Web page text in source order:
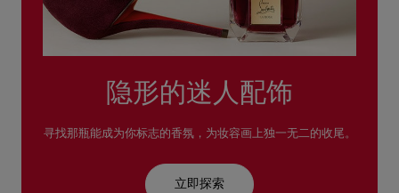
隐形的迷⼈配饰
寻找那瓶能成为你标志的⾹氛，为妆容画上独⼀⽆⼆的收尾。
⽴即探索